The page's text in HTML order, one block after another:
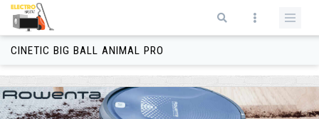
Aller au contenu principal
Formulaire de recherche
CINETIC BIG BALL ANIMAL PRO